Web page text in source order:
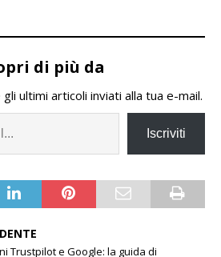
di più da
ultimi articoli inviati alla tua e-mail.
Iscriviti
Trustpilot e Google: la guida di